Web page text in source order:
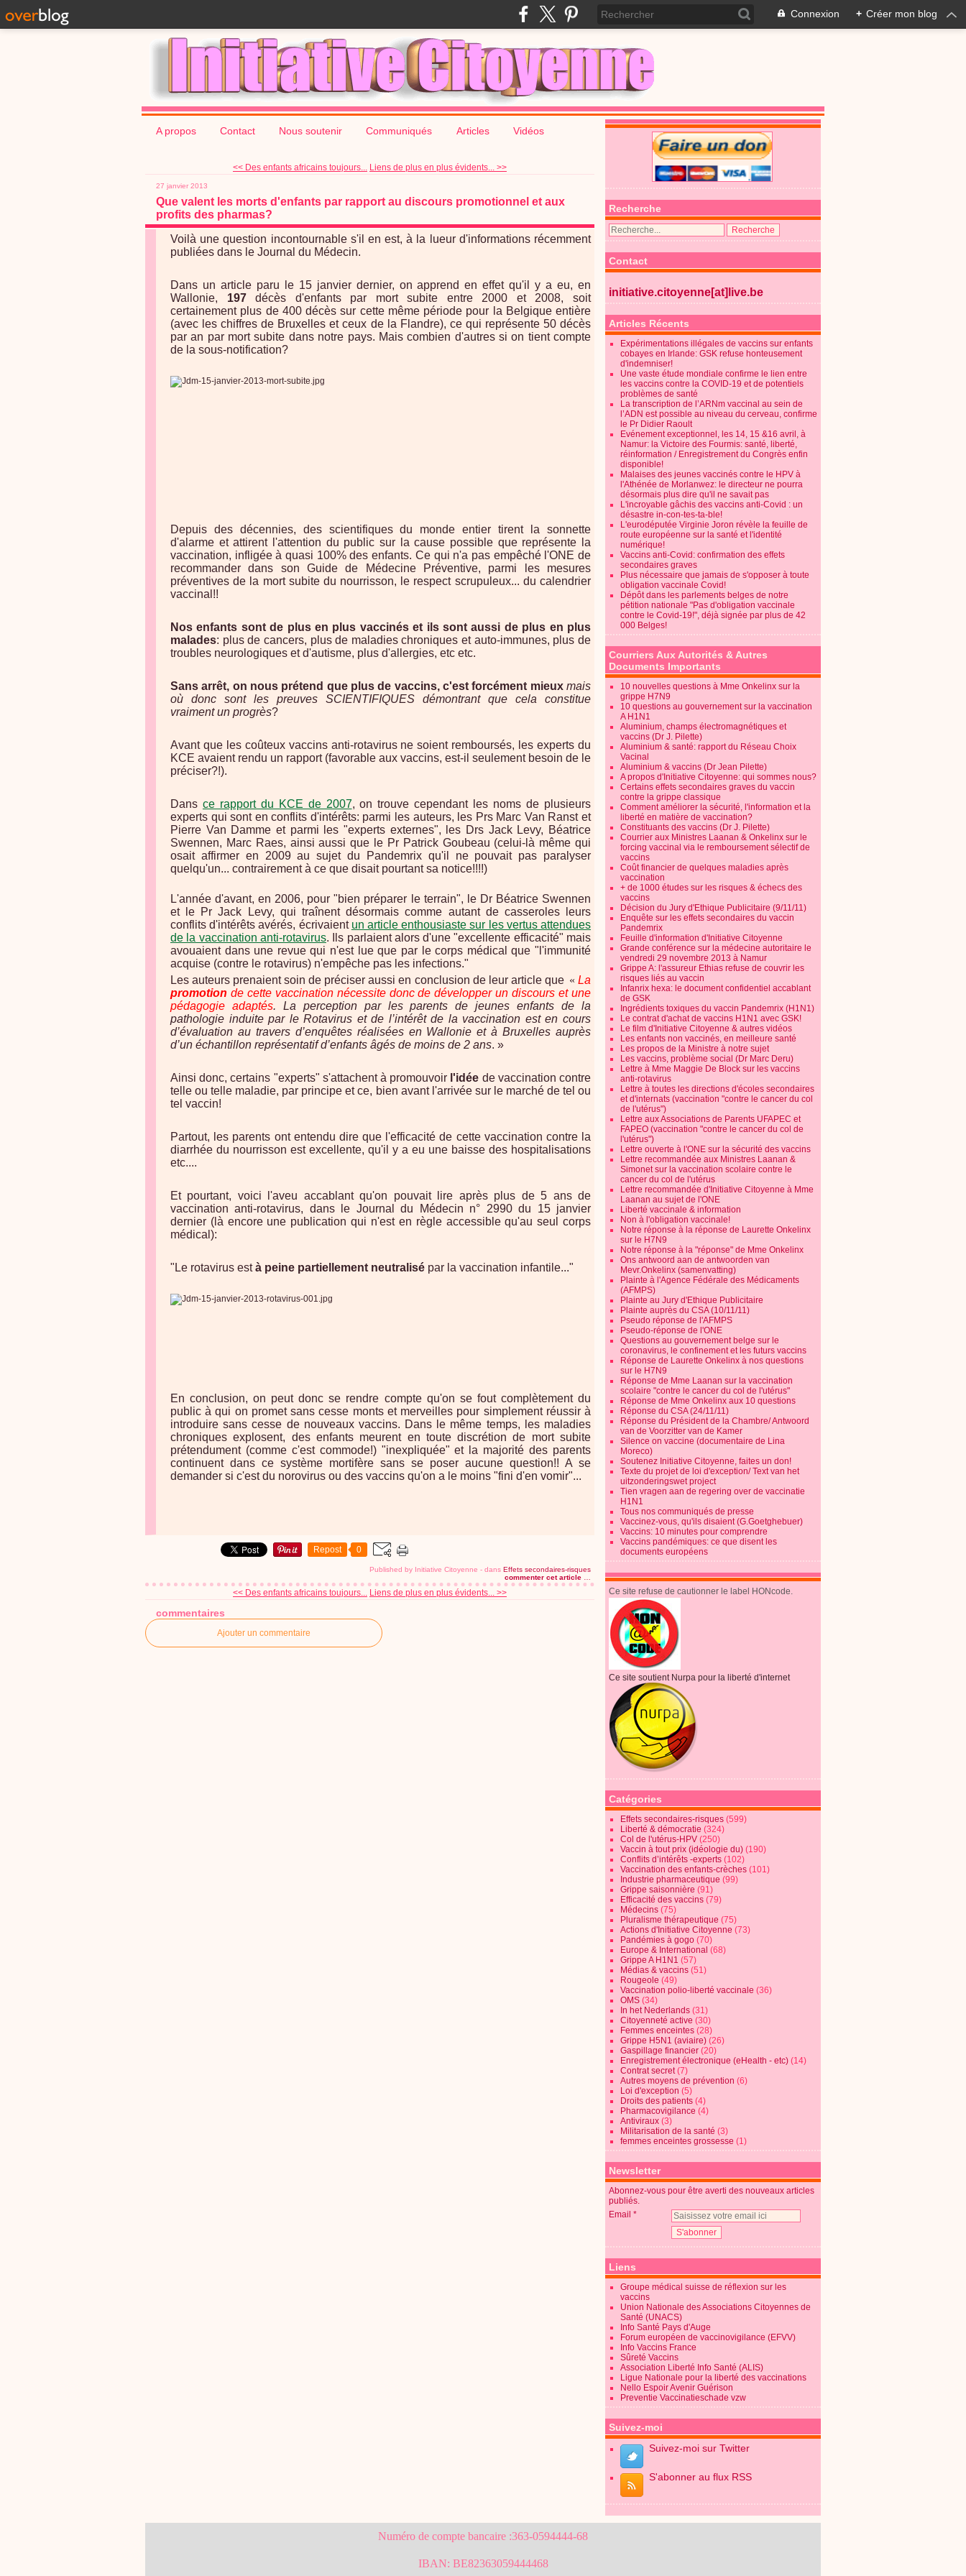
Connexion + Créer mon blog
A propos Contact Nous soutenir Communiqués Articles Vidéos
<< Des enfants africains toujours... Liens de plus en plus évidents... >>
27 janvier 2013
Que valent les morts d'enfants par rapport au discours promotionnel et aux
profits des pharmas?
Voilà une question incontournable s'il en est, à la lueur d'informations récemment
publiées dans le Journal du Médecin.
Dans un article paru le 15 janvier dernier, on apprend en effet qu'il y a eu, en
Wallonie, 197décès d'enfants par mort subite entre 2000 et 2008, soit
certainement plus de 400 décès sur cette même période pour la Belgique entière
(avec les chiffres de Bruxelles et ceux de la Flandre), ce qui représente 50 décès
par an par mort subite dans notre pays. Mais combien d'autres si on tient compte
de la sous-notification?
Depuis des décennies, des scientifiques du monde entier tirent la sonnette
d'alarme et attirent l'attention du public sur la cause possible que représente la
vaccination, infligée à quasi 100% des enfants. Ce qui n'a pas empêché l'ONE de
recommander dans son Guide de Médecine Préventive, parmi les mesures
préventives de la mort subite du nourrisson, le respect scrupuleux... du calendrier
vaccinal!!
Nos enfants sont de plus en plus vaccinés et ils sont aussi de plus en plus
malades: plus de cancers, plus de maladies chroniques et auto-immunes, plus de
troubles neurologiques et d'autisme, plus d'allergies, etc etc.
Sans arrêt, on nous prétend que plus de vaccins, c'est forcément mieux mais
où donc sont les preuves SCIENTIFIQUES démontrant que cela constitue
vraiment un progrès?
Avant que les coûteux vaccins anti-rotavirus ne soient remboursés, les experts du
KCE avaient rendu un rapport (favorable aux vaccins, est-il seulement besoin de le
préciser?!).
Dans ce rapport du KCE de 2007, on trouve cependant les noms de plusieurs
experts qui sont en conflits d'intérêts: parmi les auteurs, les Prs Marc Van Ranst et
Pierre Van Damme et parmi les "experts externes", les Drs Jack Levy, Béatrice
Swennen, Marc Raes, ainsi aussi que le Pr Patrick Goubeau (celui-là même qui
osait affirmer en 2009 au sujet du Pandemrix qu'il ne pouvait pas paralyser
quelqu'un... contrairement à ce que disait pourtant sa notice!!!!)
L'année d'avant, en 2006, pour "bien préparer le terrain", le Dr Béatrice Swennen
et le Pr Jack Levy, qui traînent désormais comme autant de casseroles leurs
conflits d'intérêts avérés, écrivaient un article enthousiaste sur les vertus attendues
de la vaccination anti-rotavirus. Ils parlaient alors d'une "excellente efficacité" mais
avouaient dans une revue qui n'est lue que par le corps médical que "l'immunité
acquise (contre le rotavirus) n'empêche pas les infections."
Les auteurs prenaient soin de préciser aussi en conclusion de leur article que «La
promotion de cette vaccination nécessite donc de développer un discours et une
pédagogie adaptés. La perception par les parents de jeunes enfants de la
pathologie induite par le Rotavirus et de l’intérêt de la vaccination est en cours
d’évaluation au travers d’enquêtes réalisées en Wallonie et à Bruxelles auprès
d’un échantillon représentatif d’enfants âgés de moins de 2 ans. »
Ainsi donc, certains "experts" s'attachent à promouvoir l'idée de vaccination contre
telle ou telle maladie, par principe et ce, bien avant l'arrivée sur le marché de tel ou
tel vaccin!
Partout, les parents ont entendu dire que l'efficacité de cette vaccination contre la
diarrhée du nourrisson est excellente, qu'il y a eu une baisse des hospitalisations
etc....
Et pourtant, voici l'aveu accablant qu'on pouvait lire après plus de 5 ans de
vaccination anti-rotavirus, dans le Journal du Médecin n° 2990 du 15 janvier
dernier (là encore une publication qui n'est en règle accessible qu'au seul corps
médical):
"Le rotavirus està peine partiellement neutralisé par la vaccination infantile..."
En conclusion, on peut donc se rendre compte qu'on se fout complètement du
public à qui on promet sans cesse monts et merveilles pour simplement réussir à
introduire sans cesse de nouveaux vaccins. Dans le même temps, les maladies
chroniques explosent, des enfants meurent en toute discrétion de mort subite
prétendument (comme c'est commode!) "inexpliquée" et la majorité des parents
continuent dans ce système mortifère sans se poser aucune question!! A se
demander si c'est du norovirus ou des vaccins qu'on a le moins "fini d'en vomir"...
Repost 0
Published by Initiative Citoyenne - dans Effets secondaires-risques
commenter cet article
<< Des enfants africains toujours... Liens de plus en plus évidents... >>
commentaires
Ajouter un commentaire
Recherche
Contact
initiative.citoyenne[at]live.be
Articles Récents
Expérimentations illégales de vaccins sur enfants
cobayes en Irlande: GSK refuse honteusement
d'indemniser!
Une vaste étude mondiale confirme le lien entre
les vaccins contre la COVID-19 et de potentiels
problèmes de santé
La transcription de l’ARNm vaccinal au sein de
l’ADN est possible au niveau du cerveau, confirme
le Pr Didier Raoult
Evénement exceptionnel, les 14, 15 &16 avril, à
Namur: la Victoire des Fourmis: santé, liberté,
réinformation / Enregistrement du Congrès enfin
disponible!
Malaises des jeunes vaccinés contre le HPV à
l'Athénée de Morlanwez: le directeur ne pourra
désormais plus dire qu'il ne savait pas
L'incroyable gâchis des vaccins anti-Covid : un
désastre in-con-tes-ta-ble!
L'eurodéputée Virginie Joron révèle la feuille de
route européenne sur la santé et l'identité
numérique!
Vaccins anti-Covid: confirmation des effets
secondaires graves
Plus nécessaire que jamais de s'opposer à toute
obligation vaccinale Covid!
Dépôt dans les parlements belges de notre
pétition nationale "Pas d'obligation vaccinale
contre le Covid-19!", déjà signée par plus de 42
000 Belges!
Courriers Aux Autorités & Autres
Documents Importants
10 nouvelles questions à Mme Onkelinx sur la
grippe H7N9
10 questions au gouvernement sur la vaccination
A H1N1
Aluminium, champs électromagnétiques et
vaccins (Dr J. Pilette)
Aluminium & santé: rapport du Réseau Choix
Vacinal
Aluminium & vaccins (Dr Jean Pilette)
A propos d'Initiative Citoyenne: qui sommes nous?
Certains effets secondaires graves du vaccin
contre la grippe classique
Comment améliorer la sécurité, l'information et la
liberté en matière de vaccination?
Constituants des vaccins (Dr J. Pilette)
Courrier aux Ministres Laanan & Onkelinx sur le
forcing vaccinal via le remboursement sélectif de
vaccins
Coût financier de quelques maladies après
vaccination
+ de 1000 études sur les risques & échecs des
vaccins
Décision du Jury d'Ethique Publicitaire (9/11/11)
Enquête sur les effets secondaires du vaccin
Pandemrix
Feuille d'information d'Initiative Citoyenne
Grande conférence sur la médecine autoritaire le
vendredi 29 novembre 2013 à Namur
Grippe A: l'assureur Ethias refuse de couvrir les
risques liés au vaccin
Infanrix hexa: le document confidentiel accablant
de GSK
Ingrédients toxiques du vaccin Pandemrix (H1N1)
Le contrat d'achat de vaccins H1N1 avec GSK!
Le film d'Initiative Citoyenne & autres vidéos
Les enfants non vaccinés, en meilleure santé
Les propos de la Ministre à notre sujet
Les vaccins, problème social (Dr Marc Deru)
Lettre à Mme Maggie De Block sur les vaccins
anti-rotavirus
Lettre à toutes les directions d'écoles secondaires
et d'internats (vaccination "contre le cancer du col
de l'utérus")
Lettre aux Associations de Parents UFAPEC et
FAPEO (vaccination "contre le cancer du col de
l'utérus")
Lettre ouverte à l'ONE sur la sécurité des vaccins
Lettre recommandée aux Ministres Laanan &
Simonet sur la vaccination scolaire contre le
cancer du col de l'utérus
Lettre recommandée d'Initiative Citoyenne à Mme
Laanan au sujet de l'ONE
Liberté vaccinale & information
Non à l'obligation vaccinale!
Notre réponse à la réponse de Laurette Onkelinx
sur le H7N9
Notre réponse à la "réponse" de Mme Onkelinx
Ons antwoord aan de antwoorden van
Mevr.Onkelinx (samenvatting)
Plainte à l'Agence Fédérale des Médicaments
(AFMPS)
Plainte au Jury d'Ethique Publicitaire
Plainte auprès du CSA (10/11/11)
Pseudo réponse de l'AFMPS
Pseudo-réponse de l'ONE
Questions au gouvernement belge sur le
coronavirus, le confinement et les futurs vaccins
Réponse de Laurette Onkelinx à nos questions
sur le H7N9
Réponse de Mme Laanan sur la vaccination
scolaire "contre le cancer du col de l'utérus"
Réponse de Mme Onkelinx aux 10 questions
Réponse du CSA (24/11/11)
Réponse du Président de la Chambre/ Antwoord
van de Voorzitter van de Kamer
Silence on vaccine (documentaire de Lina
Moreco)
Soutenez Initiative Citoyenne, faites un don!
Texte du projet de loi d'exception/ Text van het
uitzonderingswet project
Tien vragen aan de regering over de vaccinatie
H1N1
Tous nos communiqués de presse
Vaccinez-vous, qu'ils disaient (G.Goetghebuer)
Vaccins: 10 minutes pour comprendre
Vaccins pandémiques: ce que disent les
documents européens
Ce site refuse de cautionner le label HONcode.
Ce site soutient Nurpa pour la liberté d'internet
Catégories
Effets secondaires-risques (599)
Liberté & démocratie (324)
Col de l'utérus-HPV (250)
Vaccin à tout prix (idéologie du) (190)
Conflits d’intérêts -experts (102)
Vaccination des enfants-crèches (101)
Industrie pharmaceutique (99)
Grippe saisonnière (91)
Efficacité des vaccins (79)
Médecins (75)
Pluralisme thérapeutique (75)
Actions d'Initiative Citoyenne (73)
Pandémies à gogo (70)
Europe & International (68)
Grippe A H1N1 (57)
Médias & vaccins (51)
Rougeole (49)
Vaccination polio-liberté vaccinale (36)
OMS (34)
In het Nederlands (31)
Citoyenneté active (30)
Femmes enceintes (28)
Grippe H5N1 (aviaire) (26)
Gaspillage financier (20)
Enregistrement électronique (eHealth - etc) (14)
Contrat secret(7)
Autres moyens de prévention (6)
Loi d'exception (5)
Droits des patients (4)
Pharmacovigilance (4)
Antiviraux (3)
Militarisation de la santé (3)
femmes enceintes grossesse (1)
Newsletter
Abonnez-vous pour être averti des nouveaux articles
publiés.
Email
Liens
Groupe médical suisse de réflexion sur les
vaccins
Union Nationale des Associations Citoyennes de
Santé (UNACS)
Info Santé Pays d'Auge
Forum européen de vaccinovigilance (EFVV)
Info Vaccins France
Sûreté Vaccins
Association Liberté Info Santé (ALIS)
Ligue Nationale pour la liberté des vaccinations
Nello Espoir Avenir Guérison
Preventie Vaccinatieschade vzw
Suivez-moi
Suivez-moi sur Twitter
S'abonner au flux RSS
Numéro de compte bancaire :363-0594444-68
IBAN: BE82363059444468